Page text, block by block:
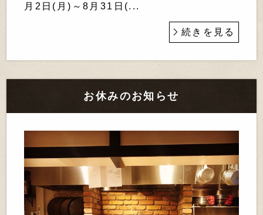
月2日(月)～8月31日(...
続きを見る
お休みのお知らせ